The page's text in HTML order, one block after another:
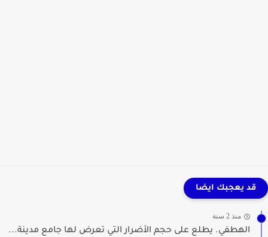
قد يعجبك ايضا
منذ 2 سنة
الهطفي. يطلع على حجم الأضرار التي تعرض لها جامع مدينة...